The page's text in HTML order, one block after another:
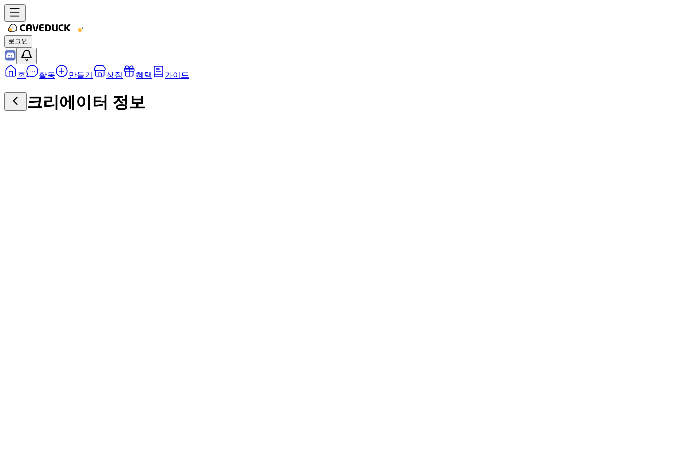
로그인
홈 활동 만들기 상점 혜택 가이드
크리에이터 정보